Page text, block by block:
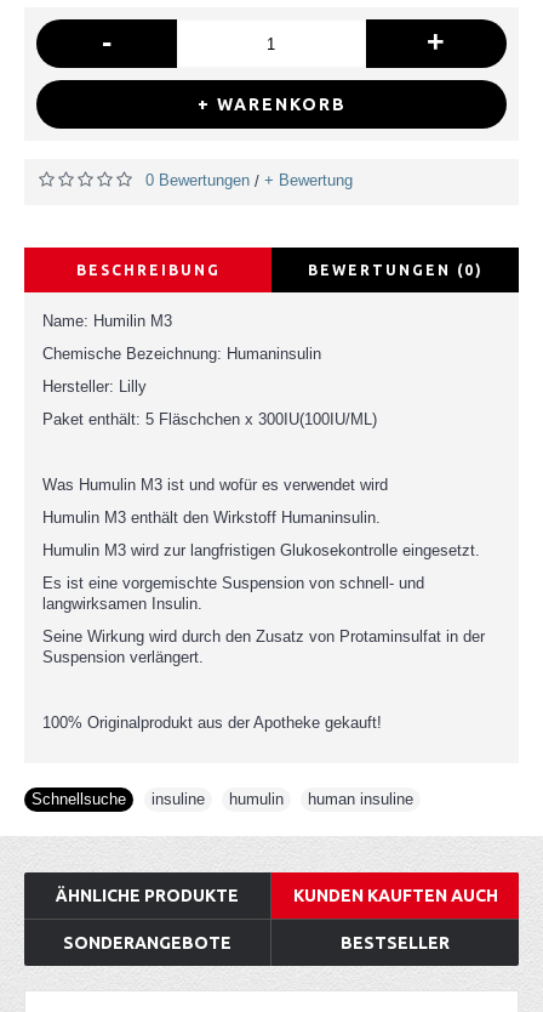
- +
+ WARENKORB
0 Bewertungen / + Bewertung
BESCHREIBUNG BEWERTUNGEN (0)
Name: Humilin M3
Chemische Bezeichnung: Humaninsulin
Hersteller: Lilly
Paket enthält: 5 Fläschchen x 300IU(100IU/ML)
Was Humulin M3 ist und wofür es verwendet wird
Humulin M3 enthält den Wirkstoff Humaninsulin.
Humulin M3 wird zur langfristigen Glukosekontrolle eingesetzt.
Es ist eine vorgemischte Suspension von schnell- und
langwirksamen Insulin.
Seine Wirkung wird durch den Zusatz von Protaminsulfat in der
Suspension verlängert.
100% Originalprodukt aus der Apotheke gekauft!
Schnellsuche insuline humulin human insuline
ÄHNLICHE PRODUKTE KUNDEN KAUFTEN AUCH
SONDERANGEBOTE BESTSELLER